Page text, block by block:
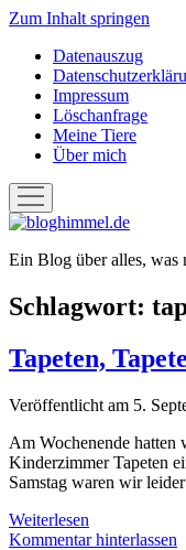
Zum Inhalt springen
Datenauszug
Impressum
Löschanfrage
Meine Tiere
Über mich
Menü
öffnen
bloghimmel.de
Ein Blog über alles, was
Schlagwort:
Tapeten,
Veröffentlicht am 5.
Am Wochenende
Kinderzimmer Tapeten
Samstag waren wir
Weiterlesen
Tapeten,
Kommentar hinterlassen